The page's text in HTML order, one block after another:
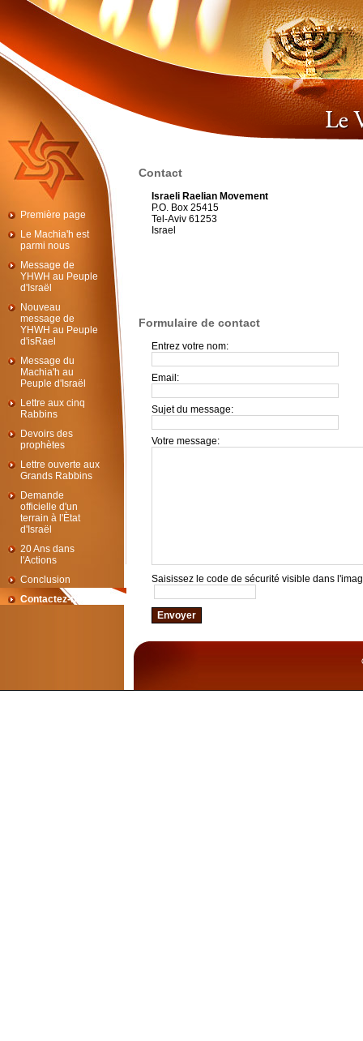
Première page
Le Machia'h est
parmi nous
Message de
YHWH au Peuple
d'Israël
Nouveau
message de
YHWH au Peuple
d'isRael
Message du
Machia'h au
Peuple d'Israël
Lettre aux cinq
Rabbins
Devoirs des
prophètes
Lettre ouverte aux
Grands Rabbins
Demande
officielle d'un
terrain à l'Ètat
d'Israël
20 Ans dans
l'Actions
Conclusion
Contactez-nous
Contact
Israeli Raelian Movement
P.O. Box 25415
Tel-Aviv 61253
Israel
Formulaire de contact
Entrez votre nom:
Email:
Sujet du message:
Votre message:
Saisissez le code de sécurité visible dans